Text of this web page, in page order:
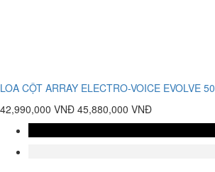
LOA CỘT ARRAY ELECTRO-VOICE EVOLVE 50
42,990,000 VNĐ 45,880,000 VNĐ